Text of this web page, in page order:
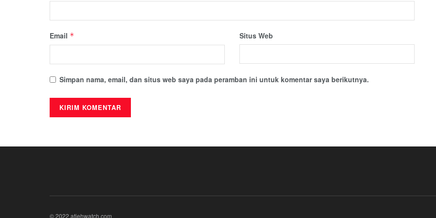
Email * Situs Web
Simpan nama, email, dan situs web saya pada peramban ini untuk komentar saya berikutnya.
© 2022 atjehwatch.com